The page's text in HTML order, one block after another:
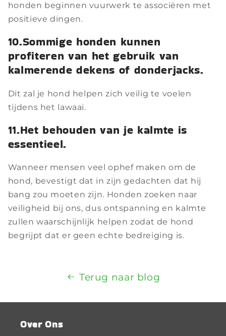
honden beginnen vuurwerk te associëren met
positieve dingen.
10.Sommige honden kunnen
profiteren van het gebruik van
kalmerende dekens of donderjacks.
Dit zal je hond helpen zich veilig te voelen
tijdens het lawaai.
11.Het behouden van je kalmte is
essentieel.
Wanneer mensen veel ophef maken om de
hond, bevestigt dat in zijn gedachten dat hij
bang zou moeten zijn. Honden zoeken naar
veiligheid bij ons, dus ontspanning en kalmte
zullen waarschijnlijk helpen zodat de hond
begrijpt dat er geen echte bedreiging is.
Terug naar blog
Over Ons